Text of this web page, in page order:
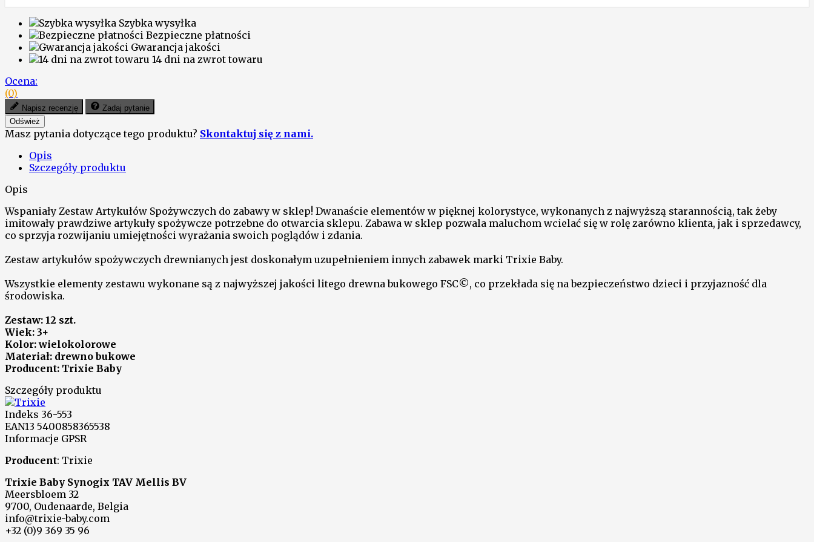
Szybka wysyłka
Bezpieczne płatności
Gwarancja jakości
14 dni na zwrot towaru
Ocena:
(0)
Napisz recenzję Zadaj pytanie
Masz pytania dotyczące tego produktu? Skontaktuj się z nami.
Opis
Szczegóły produktu
Opis
Wspaniały Zestaw Artykułów Spożywczych do zabawy w sklep! Dwanaście elementów w pięknej kolorystyce, wykonanych z najwyższą starannością, tak żeby
imitowały prawdziwe artykuły spożywcze potrzebne do otwarcia sklepu. Zabawa w sklep pozwala maluchom wcielać się w rolę zarówno klienta, jak i sprzedawcy,
co sprzyja rozwijaniu umiejętności wyrażania swoich poglądów i zdania.
Zestaw artykułów spożywczych drewnianych jest doskonałym uzupełnieniem innych zabawek marki Trixie Baby.
Wszystkie elementy zestawu wykonane są z najwyższej jakości litego drewna bukowego FSC©, co przekłada się na bezpieczeństwo dzieci i przyjazność dla
środowiska.
Zestaw: 12 szt.
Wiek: 3+
Kolor: wielokolorowe
Materiał: drewno bukowe
Producent: Trixie Baby
Szczegóły produktu
Indeks 36-553
EAN13 5400858365538
Informacje GPSR
Producent: Trixie
Trixie Baby Synogix TAV Mellis BV
Meersbloem 32
9700, Oudenaarde, Belgia
info@trixie-baby.com
+32 (0)9 369 35 96